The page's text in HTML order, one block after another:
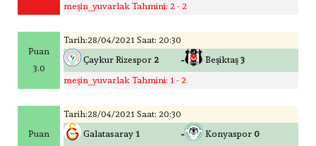
meşin_yuvarlak Tahmini: 2 - 2
Puan
3.0
Tarih:28/04/2021 Saat: 20:30
Çaykur Rizespor 2 - Beşiktaş 3
meşin_yuvarlak Tahmini: 1 - 2
Puan
Tarih:28/04/2021 Saat: 20:30
Galatasaray 1 - Konyaspor 0